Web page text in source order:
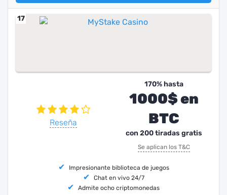
17
Reseña
170% hasta
1000$ en
BTC
con 200 tiradas gratis
Se aplican los T&C
Impresionante biblioteca de juegos
Chat en vivo 24/7
Admite ocho criptomonedas